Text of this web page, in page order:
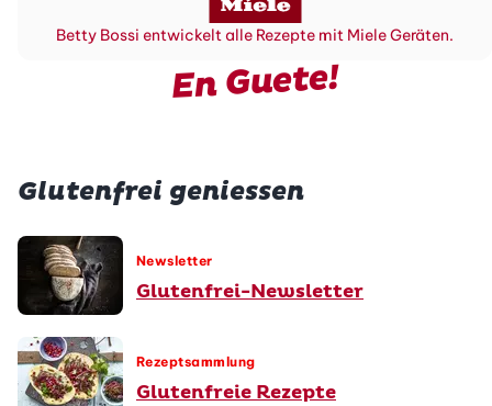
Betty Bossi entwickelt alle Rezepte mit Miele Geräten.
En Guete!
Glutenfrei geniessen
Newsletter
Glutenfrei-Newsletter
Rezeptsammlung
Glutenfreie Rezepte